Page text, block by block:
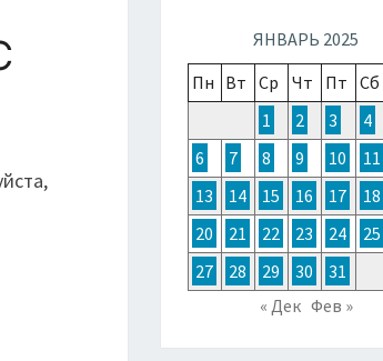
АЗИИ,
ЯНВАРЬ 2025
Пн Вт Ср Чт Пт Сб
1
2 3 4
6
7 8 9 10 11
13
14 15 16 17 18
20
21 22 23 24 25
27
28 29 30
31
« Дек Фев »